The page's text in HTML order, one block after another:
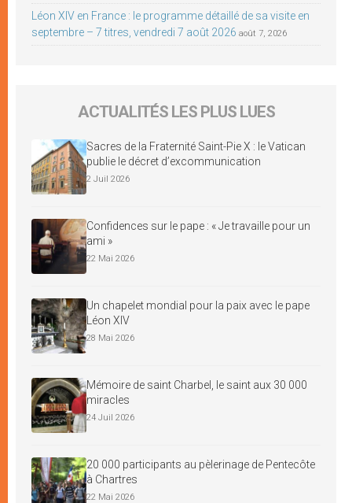
Léon XIV en France : le programme détaillé de sa visite en
septembre – 7 titres, vendredi 7 août 2026 août 7, 2026
ACTUALITÉS LES PLUS LUES
Sacres de la Fraternité Saint-Pie X : le Vatican
publie le décret d’excommunication
2 Juil 2026
Confidences sur le pape : « Je travaille pour un
ami »
22 Mai 2026
Un chapelet mondial pour la paix avec le pape
Léon XIV
28 Mai 2026
Mémoire de saint Charbel, le saint aux 30 000
miracles
24 Juil 2026
20 000 participants au pèlerinage de Pentecôte
à Chartres
22 Mai 2026